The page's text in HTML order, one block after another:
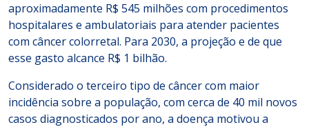
aproximadamente R$ 545 milhões com procedimentos
hospitalares e ambulatoriais para atender pacientes
com câncer colorretal. Para 2030, a projeção e de que
esse gasto alcance R$ 1 bilhão.
Considerado o terceiro tipo de câncer com maior
incidência sobre a população, com cerca de 40 mil novos
casos diagnosticados por ano, a doença motivou a